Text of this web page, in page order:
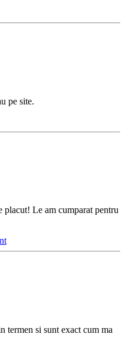
pe site.
placut! Le am cumparat pentru
termen si sunt exact cum ma